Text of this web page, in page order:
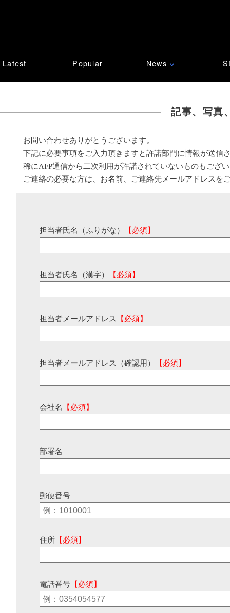
Latest Popular News ∨
記事、写真
お問い合わせありがとうございます。
下記に必要事項をご入力頂きますと許諾部門に情報が送信
稀にAFP通信から二次利用が許諾されていないものもござ
ご連絡の必要な方は、お名前、ご連絡先メールアドレスを
担当者氏名（ふりがな） 【必須】
担当者氏名（漢字） 【必須】
担当者メールアドレス 【必須】
担当者メールアドレス（確認用） 【必須】
会社名 【必須】
部署名
郵便番号
住所 【必須】
電話番号 【必須】